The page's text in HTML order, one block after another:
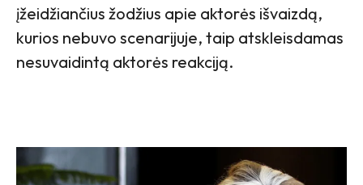
įžeidžiančius žodžius apie aktorės išvaizdą,
kurios nebuvo scenarijuje, taip atskleisdamas
nesuvaidintą aktorės reakciją.